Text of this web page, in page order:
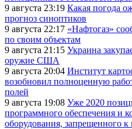
9 августа 23:19 Какая погода
прогноз синоптиков
9 августа 22:17 «Нафтогаз»
по своим объектам
9 августа 21:15 Украина
оружие США
9 августа 20:04 Институт
возобновил полноценную
полей
9 августа 19:08 Уже 2020
программного обеспечения и
оборудования, запрещенного